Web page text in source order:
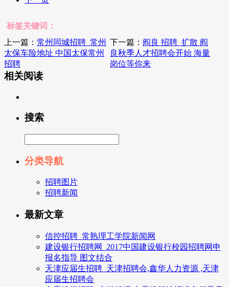
标签关键词：
上一篇： 常州同城招聘_常州
太保车险地址 中国太保常州
招聘
下一篇： 阎良 招聘_扩散 阎
良秋季人才招聘会开始 海量
岗位等你来
相关阅读
搜索
分类导航
招聘图片
招聘新闻
最新文章
信控招聘_常熟理工学院新闻网
建设银行招聘网_2017中国建设银行校园招聘网申
报名指导 图文结合
天津应届生招聘_天津招聘会,鑫华人力资源 ,天津
应届生招聘会